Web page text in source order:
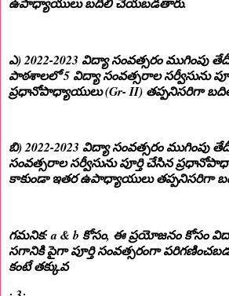
ఎ) 2022-2023 విద్యా సంవత్సరం ముగింపు
పాఠశాలలో 5 విద్యా సంవత్సరాల సర్వీసును
ప్రధానోపాధ్యాయులు (Gr- II) తప్పనిసరిగా
బి) 2022-2023 విద్యా సంవత్సరం ముగింపు
సంవత్సరాల సర్వీసును పూర్తి చేసిన
కాకుండా ఇతర ఉపాధ్యాయులు తప్పనిసరిగా
గమనిక: a & b కోసం, ఈ ప్రయోజనం కోసం
సగానికి పైగా పూర్తి సంవత్సరంగా
కంటే తక్కువ